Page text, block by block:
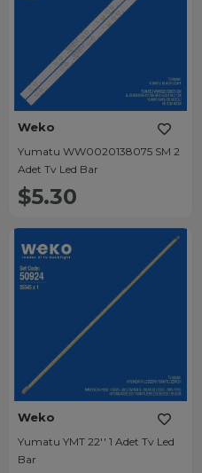
Weko
Yumatu WW0020138075 SM 2
Adet Tv Led Bar
$5.30
Weko
Yumatu YMT 22'' 1 Adet Tv Led
Bar